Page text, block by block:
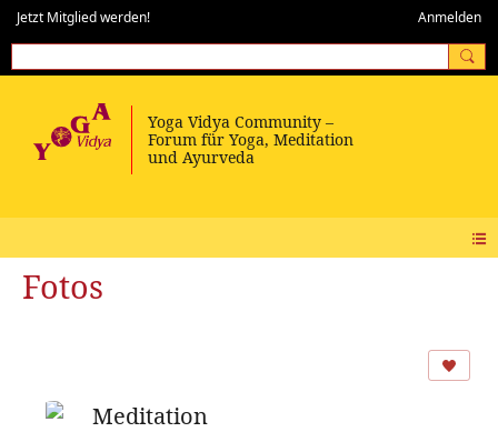
Jetzt Mitglied werden! Anmelden
Fotos
Meditation